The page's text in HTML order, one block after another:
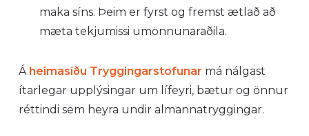
maka síns. Þeim er fyrst og fremst ætlað að
mæta tekjumissi umönnunaraðila.
Á heimasíðu Tryggingarstofunar má nálgast
ítarlegar upplýsingar um lífeyri, bætur og önnur
réttindi sem heyra undir almannatryggingar.